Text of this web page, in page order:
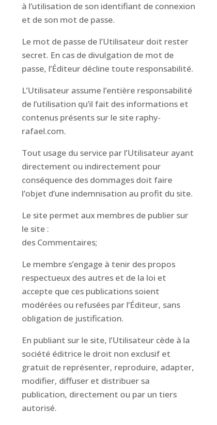
à l’utilisation de son identifiant de connexion
et de son mot de passe.
Le mot de passe de l’Utilisateur doit rester
secret. En cas de divulgation de mot de
passe, l’Éditeur décline toute responsabilité.
L’Utilisateur assume l’entière responsabilité
de l’utilisation qu’il fait des informations et
contenus présents sur le site raphy-
rafael.com.
Tout usage du service par l’Utilisateur ayant
directement ou indirectement pour
conséquence des dommages doit faire
l’objet d’une indemnisation au profit du site.
Le site permet aux membres de publier sur
le site :
des Commentaires;
Le membre s’engage à tenir des propos
respectueux des autres et de la loi et
accepte que ces publications soient
modérées ou refusées par l’Éditeur, sans
obligation de justification.
En publiant sur le site, l’Utilisateur cède à la
société éditrice le droit non exclusif et
gratuit de représenter, reproduire, adapter,
modifier, diffuser et distribuer sa
publication, directement ou par un tiers
autorisé.